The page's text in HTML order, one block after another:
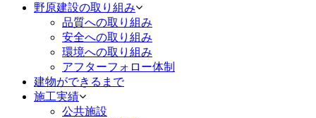
野原建設の取り組み
品質への取り組み
安全への取り組み
環境への取り組み
アフターフォロー体制
建物ができるまで
施工実績
公共施設